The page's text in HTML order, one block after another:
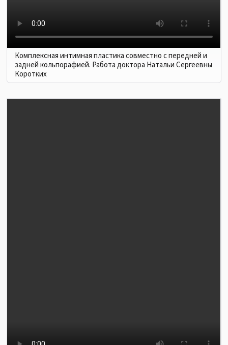
Комплексная интимная пластика совместно с передней и
задней кольпорафией. Работа доктора Натальи Сергеевны
Коротких